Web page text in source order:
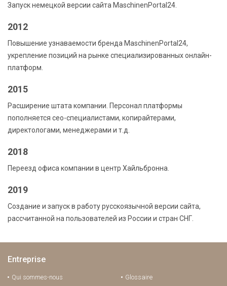
Запуск немецкой версии сайта MaschinenPortal24.
2012
Повышение узнаваемости бренда MaschinenPortal24,
укрепление позиций на рынке специализированных онлайн-
платформ.
2015
Расширение штата компании. Персонал платформы
пополняется сео-специалистами, копирайтерами,
директологами, менеджерами и т.д.
2018
Переезд офиса компании в центр Хайльбронна.
2019
Создание и запуск в работу русскоязычной версии сайта,
рассчитанной на пользователей из России и стран СНГ.
Entreprise
Qui sommes-nous
Glossaire